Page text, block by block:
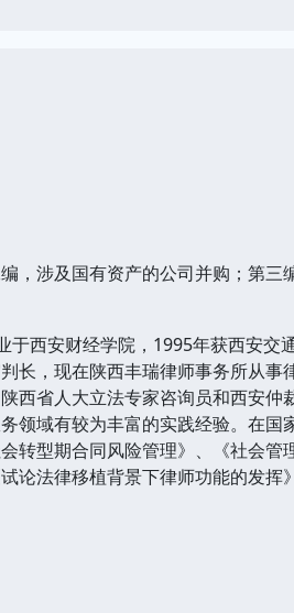
涉及国有资产的公司并购；第三
西安财经学院，1995年获西安交
长，现在陕西丰瑞律师事务所从
西省人大立法专家咨询员和西安
领域有较为丰富的实践经验。在
转型期合同风险管理》、《社会
论法律移植背景下律师功能的发挥